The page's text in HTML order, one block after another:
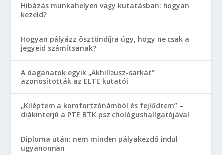
Hibázás munkahelyen vagy kutatásban: hogyan
kezeld?
Hogyan pályázz ösztöndíjra úgy, hogy ne csak a
jegyeid számítsanak?
A daganatok egyik „Akhilleusz-sarkát”
azonosították az ELTE kutatói
„Kiléptem a komfortzónámból és fejlődtem” –
diákinterjú a PTE BTK pszichológushallgatójával
Diploma után: nem minden pályakezdő indul
ugyanonnan